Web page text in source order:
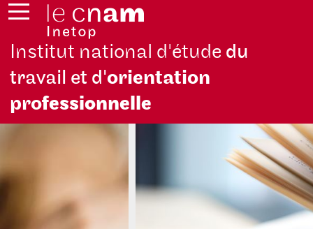
Institut national d'étude du
travail et d'orientation
professionnelle